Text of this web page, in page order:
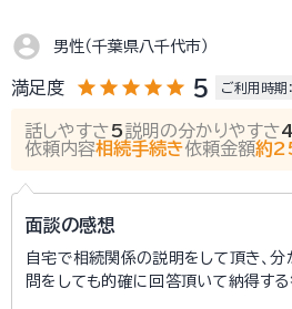
account_circle 男性（千葉県八千代市）
満足度 star star star star star 5 ご利用時
話しやすさ5説明の分かりやすさ
依頼内容相続手続き依頼金額約
面談の感想
自宅で相続関係の説明をして頂き、分
問をしても的確に回答頂いて納得する